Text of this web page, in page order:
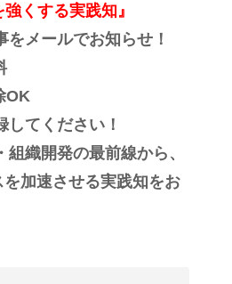
強くする実践知』
をメールでお知らせ！
OK
てください！
織開発の最前線から、
加速させる実践知をお